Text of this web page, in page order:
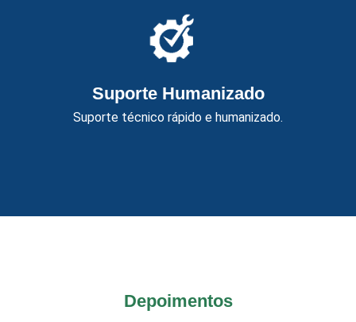
Suporte Humanizado
Suporte técnico rápido e humanizado.
Depoimentos